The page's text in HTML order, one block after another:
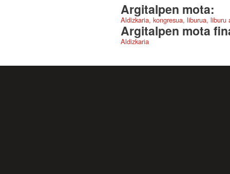
Argitalpen mota:
Aldizkaria, kongresua, liburua,
Argitalpen mota
Aldizkaria